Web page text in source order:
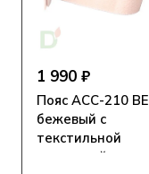
1 990 ₽
Пояс АСС-210 ВЕ
бежевый с
текстильной
застежкой для